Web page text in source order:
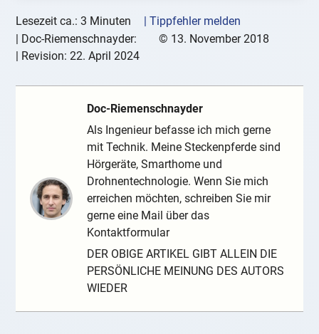
Lesezeit ca.: 3 Minuten
| Tippfehler melden
| Doc-Riemenschnayder: © 13. November 2018
| Revision:22. April 2024
Doc-Riemenschnayder
Als Ingenieur befasse ich mich gerne
mit Technik. Meine Steckenpferde sind
Hörgeräte, Smarthome und
Drohnentechnologie. Wenn Sie mich
erreichen möchten, schreiben Sie mir
gerne eine Mail über das
Kontaktformular
DER OBIGE ARTIKEL GIBT ALLEIN DIE
PERSÖNLICHE MEINUNG DES AUTORS
WIEDER